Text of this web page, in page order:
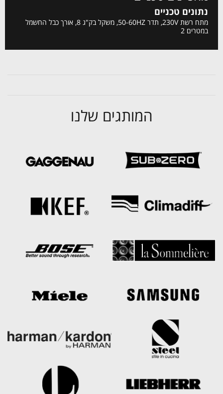
נתונים טכניים
מתח רשת 230V, תדר 50-60HZ, משקל בק"ג 8, אורך כבל החשמל
במטרים 2
המותגים שלנו